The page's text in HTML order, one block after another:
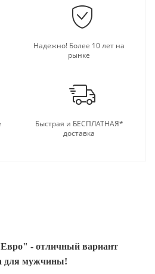
Надежно! Более 10 лет на
рынке
Быстрая и БЕСПЛАТНАЯ*
доставка
- отличный вариант
для мужчины!